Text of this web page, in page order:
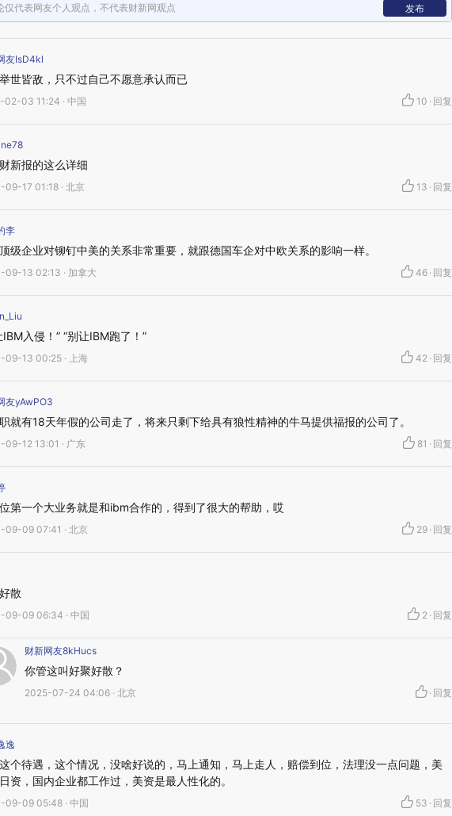
仅代表网友个人观点，不代表财新网观点 发布
友IsD4kl
世皆敌，只不过自己不愿意承认而已
02-03 11:24 · 中国 10 · 回复
新报的这么详细
09-17 01:18 · 北京 13 · 回复
李
级企业对铆钉中美的关系非常重要，就跟德国车企对中欧关系的影响一样。
09-13 02:13 · 加拿大 46 · 回复
IBM入侵！” “别让IBM跑了！”
09-13 00:25 · 上海 42 · 回复
友yAwPO3
就有18天年假的公司走了，将来只剩下给具有狼性精神的牛马提供福报的公司了。
09-12 13:01 · 广东 81 · 回复
第一个大业务就是和ibm合作的，得到了很大的帮助，哎
09-09 07:41 · 北京 29 · 回复
散
09-09 06:34 · 中国 2 · 回复
财新网友8kHucs
你管这叫好聚好散？
2025-07-24 04:06 · 北京 · 回复
逸
个待遇，这个情况，没啥好说的，马上通知，马上走人，赔偿到位，法理没一点问题，美
资，国内企业都工作过，美资是最人性化的。
09-09 05:48 · 中国 53 · 回复